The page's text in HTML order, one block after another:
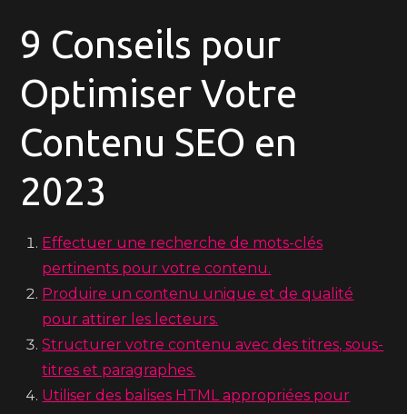
9 Conseils pour
Optimiser Votre
Contenu SEO en
2023
Effectuer une recherche de mots-clés
pertinents pour votre contenu.
Produire un contenu unique et de qualité
pour attirer les lecteurs.
Structurer votre contenu avec des titres, sous-
titres et paragraphes.
Utiliser des balises HTML appropriées pour